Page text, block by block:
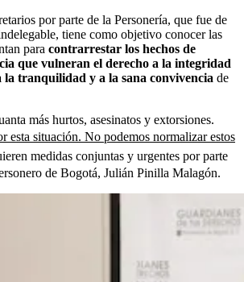
por parte de la Personería, que fue de
tiene como objetivo conocer las
para contrarrestar los hechos de
que vulneran el derecho a la integridad
la tranquilidad y a la sana convivencia de
más hurtos, asesinatos y extorsiones.
esta situación. No podemos normalizar estos
medidas conjuntas y urgentes por parte
de Bogotá, Julián Pinilla Malagón.